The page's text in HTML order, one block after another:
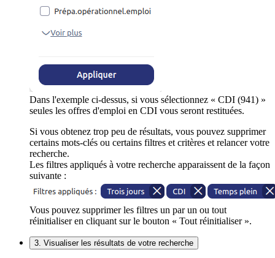
Dans l'exemple ci-dessus, si vous sélectionnez « CDI (941) »
seules les offres d'emploi en CDI vous seront restituées.
Si vous obtenez trop peu de résultats, vous pouvez supprimer
certains mots-clés ou certains filtres et critères et relancer votre
recherche.
Les filtres appliqués à votre recherche apparaissent de la façon
suivante :
Vous pouvez supprimer les filtres un par un ou tout
réinitialiser en cliquant sur le bouton « Tout réinitialiser ».
3. Visualiser les résultats de votre recherche